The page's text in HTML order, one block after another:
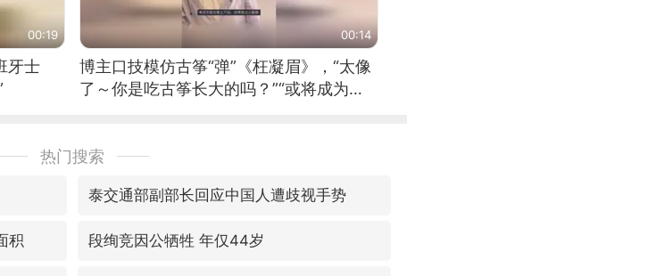
00:19
牙士
00:14
博主口技模仿古筝“弹”《枉凝眉》，“太像
了～你是吃古筝长大的吗？”“或将成为首
热门搜索
泰交通部副部长回应中国人遭歧视手势
积 段绚竞因公牺牲 年仅44岁